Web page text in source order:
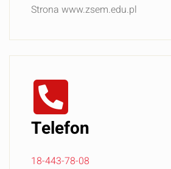
Strona www.zsem.edu.pl
Telefon
18-443-78-08